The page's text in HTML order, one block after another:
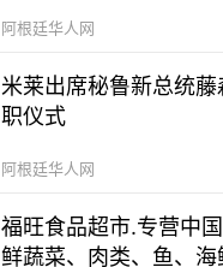
阿根廷华人网
米莱出席秘鲁新总统
职仪式
阿根廷华人网
福旺食品超市.专营中
鲜蔬菜、肉类、鱼、海